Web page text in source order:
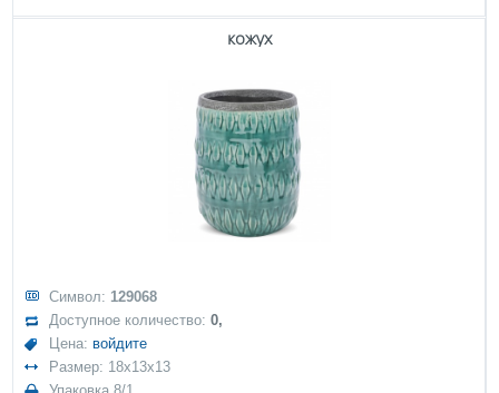
кожух
Символ: 129068
Доступное количество:0,
Цена: войдите
Размер: 18x13x13